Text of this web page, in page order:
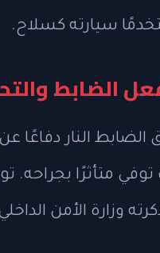
سيارته كسلاح.
الضابط
الضابط النار دفاعًا
وزارة الأمن